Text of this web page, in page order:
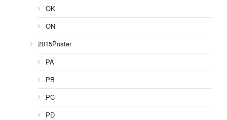
OK
ON
2015Poster
PA
PB
PC
PD